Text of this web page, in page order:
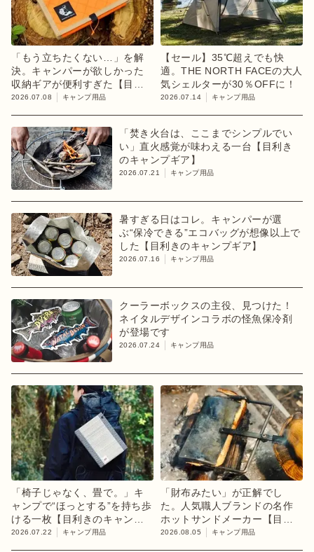
「もう立ちたくない…」を解
決。キャンパーが欲しかった
収納ギアが便利すぎた【目利
きのキャンプギア】
2026.07.08 キャンプ用品
【セール】35℃超えでも快
適。THE NORTH FACEの大人
気シェルターが30％OFFに！
2026.07.14 キャンプ用品
「焚き火台は、ここまでシンプルでい
い」直火感覚が味わえる一台【目利き
のキャンプギア】
2026.07.21 キャンプ用品
暑すぎる日はコレ。キャンパーが選
ぶ“保冷できる”エコバッグが想像以上で
した【目利きのキャンプギア】
2026.07.16 キャンプ用品
クーラーボックスの主役、見つけた！
ネイタルデザインコラボの怪魚保冷剤
が登場です
2026.07.24 キャンプ用品
「椅子じゃなく、畳で。」キ
ャンプで“ほっとする”を持ち歩
ける一枚【目利きのキャンプ
ギア】
2026.07.22 キャンプ用品
「財布みたい」が正解でし
た。人気職人ブランドの名作
ホットサンドメーカー【目利
きのキャンプギア】
2026.08.05 キャンプ用品